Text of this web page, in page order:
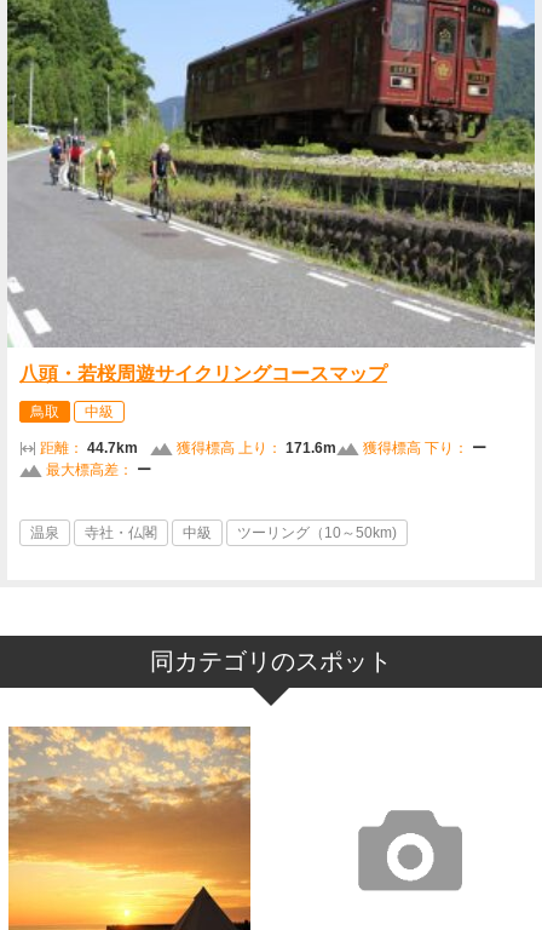
八頭・若桜周遊サイクリングコースマップ
鳥取 中級
距離： 44.7km 獲得標高 上り： 171.6m 獲得標高 下り：
ー
最大標高差：
ー
温泉 寺社・仏閣 中級 ツーリング（10～50km)
同カテゴリのスポット